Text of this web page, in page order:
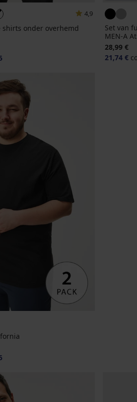
4,9
shirts onder overhemd
Set van
MEN-A
28,99 €
21,74 €